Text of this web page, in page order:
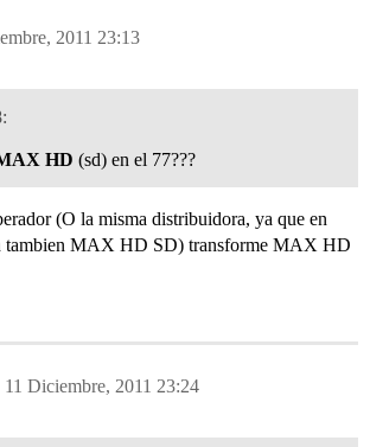
2011 23:13
HD (sd) en el 77???
(O la misma distribuidora, ya que en
tambien MAX HD SD) transforme MAX HD
11 Diciembre, 2011 23:24